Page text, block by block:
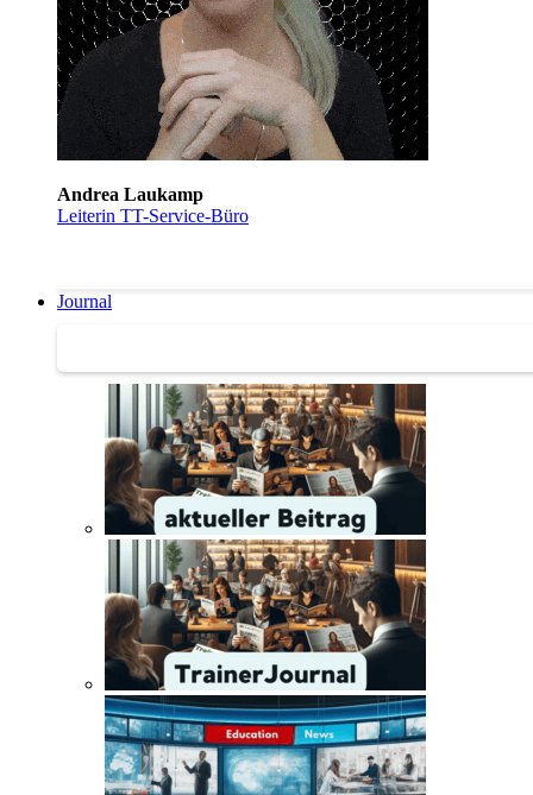
Andrea Laukamp
Leiterin TT-Service-Büro
Journal